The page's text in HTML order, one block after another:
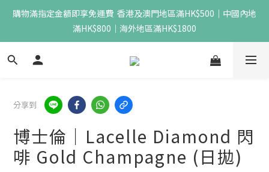
購物滿指定金額即享免運費  香港及澳門地區滿HK$500｜中國內地
滿HK$800｜海外地區滿HK$1800
分享到
博士倫｜Lacelle Diamond 閃
啡 Gold Champagne (日拋)